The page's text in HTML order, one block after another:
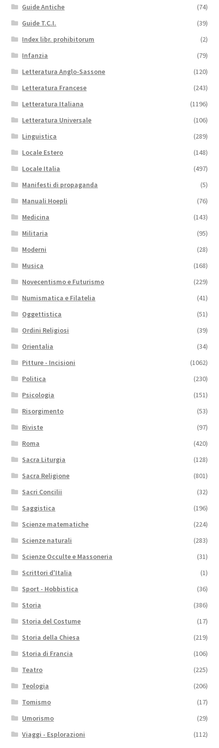
Guide Antiche
(74)
Guide T.C.I.
(39)
Index libr. prohibitorum
(2)
Infanzia
(79)
Letteratura Anglo-Sassone
(120)
Letteratura Francese
(243)
Letteratura Italiana
(1196)
Letteratura Universale
(106)
Linguistica
(289)
Locale Estero
(148)
Locale Italia
(497)
Manifesti di propaganda
(5)
Manuali Hoepli
(76)
Medicina
(143)
Militaria
(95)
Moderni
(28)
Musica
(168)
Novecentismo e Futurismo
(229)
Numismatica e Filatelia
(41)
Oggettistica
(51)
Ordini Religiosi
(39)
Orientalia
(34)
Pitture - Incisioni
(1062)
Politica
(230)
Psicologia
(151)
Risorgimento
(53)
Riviste
(97)
Roma
(420)
Sacra Liturgia
(128)
Sacra Religione
(801)
Sacri Concilii
(32)
Saggistica
(196)
Scienze matematiche
(224)
Scienze naturali
(283)
Scienze Occulte e Massoneria
(31)
Scrittori d'Italia
(1)
Sport - Hobbistica
(36)
Storia
(386)
Storia del Costume
(17)
Storia della Chiesa
(219)
Storia di Francia
(106)
Teatro
(225)
Teologia
(206)
Tomismo
(17)
Umorismo
(29)
Viaggi - Esplorazioni
(112)